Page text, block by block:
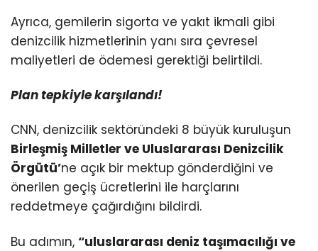
Ayrıca, gemilerin sigorta ve yakıt ikmali gibi
denizcilik hizmetlerinin yanı sıra çevresel
maliyetleri de ödemesi gerektiği belirtildi.
Plan tepkiyle karşılandı!
CNN, denizcilik sektöründeki 8 büyük kuruluşun
Birleşmiş Milletler ve Uluslararası Denizcilik
Örgütü’ne açık bir mektup gönderdiğini ve
önerilen geçiş ücretlerini ile harçlarını
reddetmeye çağırdığını bildirdi.
Bu adımın, “uluslararası deniz taşımacılığı ve